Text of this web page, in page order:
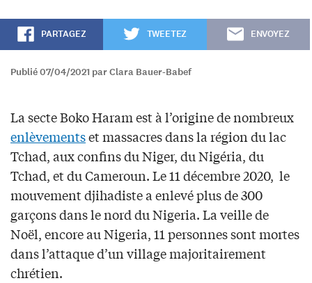
PARTAGEZ TWEETEZ ENVOYEZ
Publié 07/04/2021 par Clara Bauer-Babef
La secte Boko Haram est à l’origine de nombreux
enlèvementset massacres dans la région du lac
Tchad, aux confins du Niger, du Nigéria, du
Tchad, et du Cameroun. Le 11 décembre 2020, le
mouvement djihadiste a enlevé plus de 300
garçons dans le nord du Nigeria. La veille de
Noël, encore au Nigeria, 11 personnes sont mortes
dans l’attaque d’un village majoritairement
chrétien.